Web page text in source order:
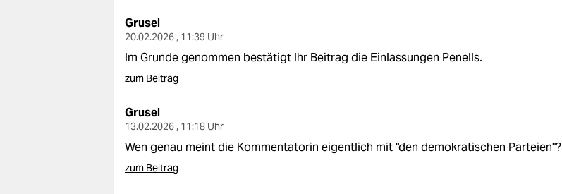
Grusel
20.02.2026 , 11:39 Uhr
Im Grunde genommen bestätigt Ihr Beitrag die Einlassungen Penells.
zum Beitrag
Grusel
13.02.2026 , 11:18 Uhr
Wen genau meint die Kommentatorin eigentlich mit "den demokratischen Parteien"?
zum Beitrag